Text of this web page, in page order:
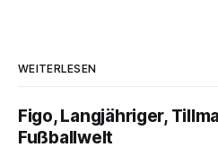
WEITERLESEN
Figo, Langjähriger,
Fußballwelt